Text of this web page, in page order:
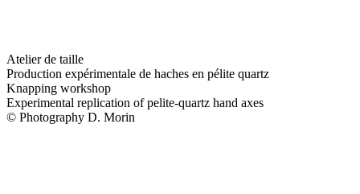
Atelier de taille
Production expérimentale de haches en pélite quartz
Knapping workshop
Experimental replication of pelite-quartz hand axes
© Photography D. Morin